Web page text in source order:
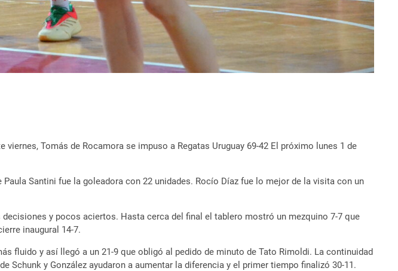
Tomás de Rocamora se impuso a Regatas Uruguay 69-42 El próximo lunes 1 de
Santini fue la goleadora con 22 unidades. Rocío Díaz fue lo mejor de la visita con un
y pocos aciertos. Hasta cerca del final el tablero mostró un mezquino 7-7 que
inaugural 14-7.
fluido y así llegó a un 21-9 que obligó al pedido de minuto de Tato Rimoldi. La continuidad
Schunk y González ayudaron a aumentar la diferencia y el primer tiempo finalizó 30-11.